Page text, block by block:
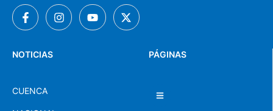
PÁGINAS
NOTICIAS
CUENCA